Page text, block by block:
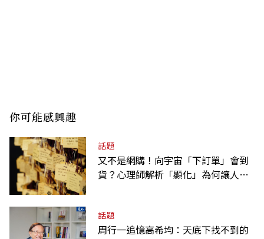
你可能感興趣
話題
又不是網購！向宇宙「下訂單」會到
貨？心理師解析「顯化」為何讓人無
話題
周行一追憶高希均：天底下找不到的